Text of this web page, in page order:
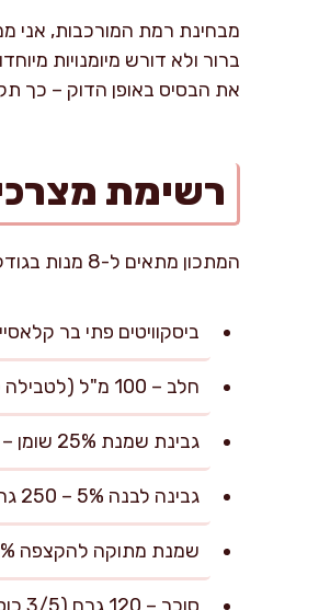
מבחינת רמת המורכבות, אני
ברור ולא דורש מיומנויות
את הבסיס באופן הדוק – כך
רשימת
המתכון מתאים ל-8 מנות בגודל סטנדרטי (כ-120 גרם למנה).
ביסקוויטים פתי בר קלאסיים – 250 גרם (מומלץ לבחור בסוג דק
חלב – 100 מ"ל (לטבילה קצרה של הביסקוויטים)
גבינת שמנת 25% שומן – 500 גרם (חשוב להשתמש בגבינה עשירה להבטחת קרמיות)
גבינה לבנה 5% – 250 גרם (להקלת המרקם)
שמנת מתוקה להקצפה 38% – 250 מ"ל (לקצף אוורירי ועשיר)